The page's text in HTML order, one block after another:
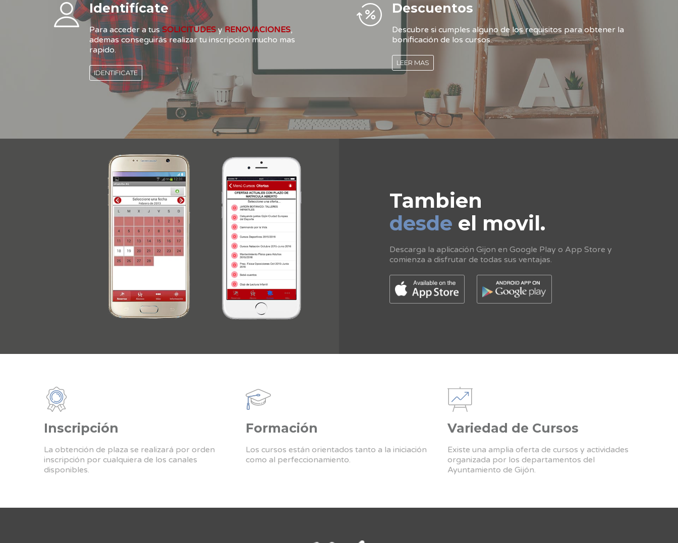
Identifícate
Para acceder a tus SOLICITUDESyRENOVACIONES,
ademas conseguirás realizar tu inscripción mucho mas
rapido.
IDENTIFICATE
Descuentos
Descubre si cumples alguno de los requisitos para obtener la
bonificación de los cursos.
LEER MAS
Tambien
desde el movil.
Descarga la aplicación Gijon en Google Play o App Store y
comienza a disfrutar de todas sus ventajas.
Inscripción
La obtención de plaza se realizará por orden
inscripción por cualquiera de los canales
disponibles.
Formación
Los cursos están orientados tanto a la iniciación
como al perfeccionamiento.
Variedad de Cursos
Existe una amplia oferta de cursos y actividades
organizada por los departamentos del
Ayuntamiento de Gijón.